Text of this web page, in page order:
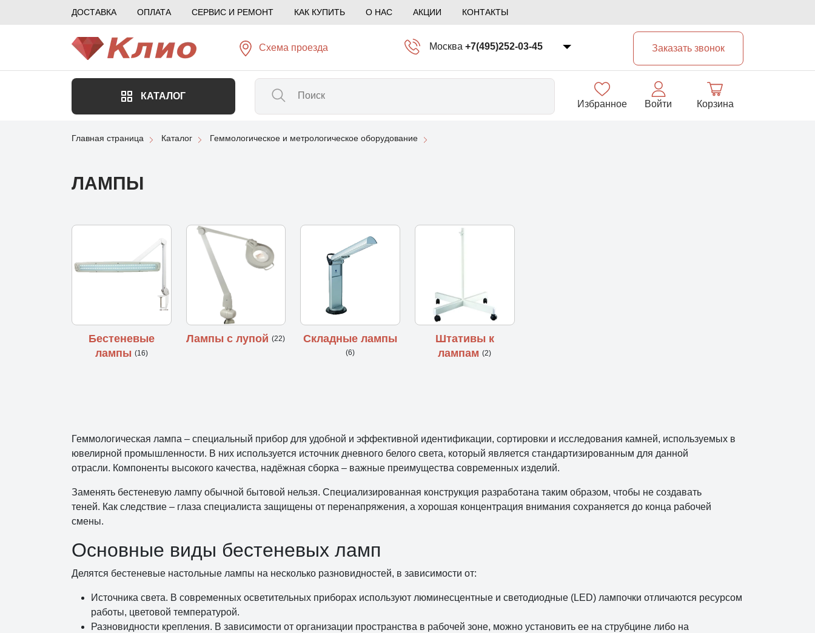
ДОСТАВКА ОПЛАТА СЕРВИС И РЕМОНТ КАК КУПИТЬ О НАС АКЦИИ КОНТАКТЫ
Схема проезда Москва +7(495)252-03-45
Заказать звонок
КАТАЛОГ
Избранное Войти Корзина
Главная страница Каталог Геммологическое и метрологическое оборудование
ЛАМПЫ
Бестеневые
лампы (16)
Лампы с лупой(22) Складные лампы
(6)
Штативы к
лампам(2)
Геммологическая лампа – специальный прибор для удобной и эффективной идентификации, сортировки и исследования камней, используемых в
ювелирной промышленности. В них используется источник дневного белого света, который является стандартизированным для данной
отрасли. Компоненты высокого качества, надёжная сборка – важные преимущества современных изделий.
Заменять бестеневую лампу обычной бытовой нельзя. Специализированная конструкция разработана таким образом, чтобы не создавать
теней. Как следствие – глаза специалиста защищены от перенапряжения, а хорошая концентрация внимания сохраняется до конца рабочей
смены.
Основные виды бестеневых ламп
Делятся бестеневые настольные лампы на несколько разновидностей, в зависимости от:
Источника света. В современных осветительных приборах используют люминесцентные и светодиодные (LED) лампочки отличаются ресурсом
работы, цветовой температурой.
Разновидности крепления. В зависимости от организации пространства в рабочей зоне, можно установить ее на струбцине либо на